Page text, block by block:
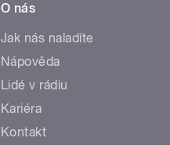
O nás
Jak nás naladíte
Nápověda
Lidé v rádiu
Kariéra
Kontakt